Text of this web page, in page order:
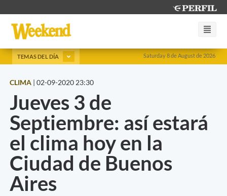
Saturday 8 de August de 2026
TEMAS DEL DÍA
CLIMA | 02-09-2020 23:30
Jueves 3 de
Septiembre: así estará
el clima hoy en la
Ciudad de Buenos
Aires